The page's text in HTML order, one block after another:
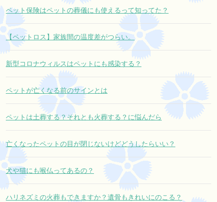
ペット保険はペットの葬儀にも使えるって知ってた？
【ペットロス】家族間の温度差がつらい。
新型コロナウィルスはペットにも感染する？
ペットが亡くなる前のサインとは
ペットは土葬する？それとも火葬する？に悩んだら
亡くなったペットの目が閉じないけどどうしたらいい？
犬や猫にも喉仏ってあるの？
ハリネズミの火葬もできますか？遺骨もきれいにのこる？